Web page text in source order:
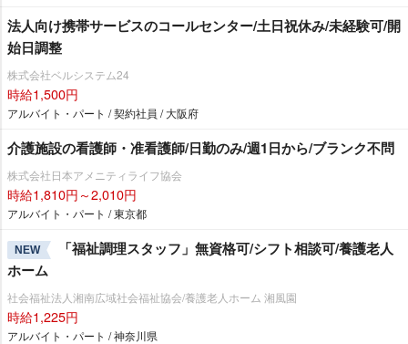
法人向け携帯サービスのコールセンター/土日祝休み/未経験可/開
始日調整
株式会社ベルシステム24
時給1,500円
アルバイト・パート / 契約社員 / 大阪府
介護施設の看護師・准看護師/日勤のみ/週1日から/ブランク不問
株式会社日本アメニティライフ協会
時給1,810円～2,010円
アルバイト・パート / 東京都
NEW
「福祉調理スタッフ」無資格可/シフト相談可/養護老人
ホーム
社会福祉法人湘南広域社会福祉協会/養護老人ホーム 湘風園
時給1,225円
アルバイト・パート / 神奈川県